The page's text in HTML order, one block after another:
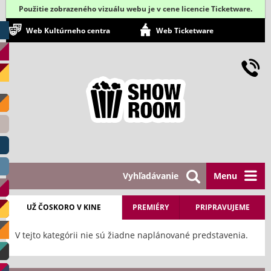
Použitie zobrazeného vizuálu webu je v cene licencie Ticketware.
Web Kultúrneho centra Web Ticketware
Menu
Vyhľadávanie
UŽ ČOSKORO V KINE PREMIÉRY PRIPRAVUJEME
V tejto kategórii nie sú žiadne naplánované predstavenia.